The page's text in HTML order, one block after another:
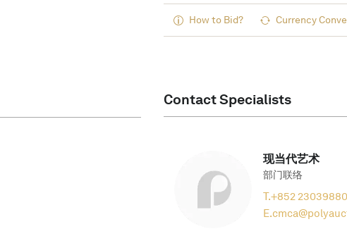
How to Bid? Currency
Contact Specialists
现当代艺术
部门联络
T.+852 23039880
E.